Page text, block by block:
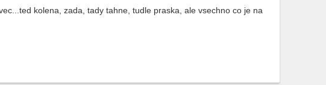
kolena, zada, tady tahne, tudle praska, ale vsechno co je na